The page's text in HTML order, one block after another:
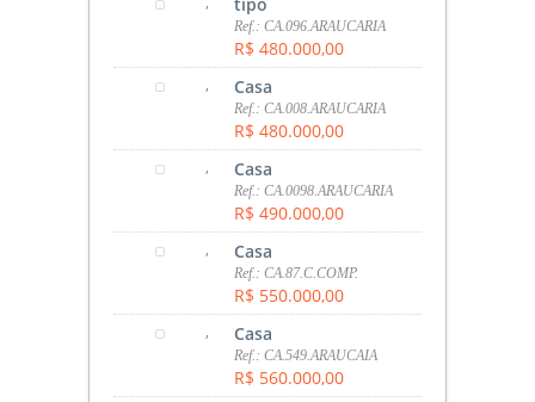
Ref.: CA.096.ARAUCARIA
R$ 480.000,00
, Casa
Ref.: CA.008.ARAUCARIA
R$ 480.000,00
, Casa
Ref.: CA.0098.ARAUCARIA
R$ 490.000,00
, Casa
Ref.: CA.87.C.COMP.
R$ 550.000,00
, Casa
Ref.: CA.549.ARAUCAIA
R$ 560.000,00